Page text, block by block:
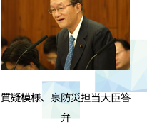
質疑模様、泉防災担当大臣答
弁